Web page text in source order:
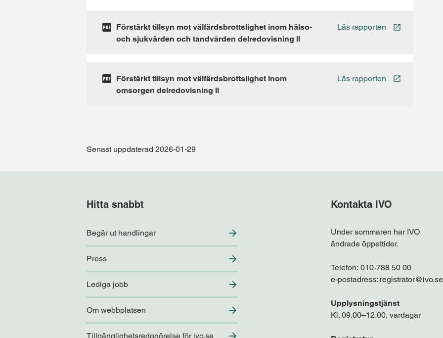
Förstärkt tillsyn mot välfärdsbrottslighet inom hälso-
och sjukvården och tandvården delredovisning II
Läs rapporten
Förstärkt tillsyn mot välfärdsbrottslighet inom
omsorgen delredovisning II
Läs rapporten
Senast uppdaterad 2026-01-29
Hitta snabbt
Begär ut handlingar
Press
Lediga jobb
Om webbplatsen
Tillgänglighetsredogörelse för ivo.se
Kontakta IVO
Under sommaren har IVO
ändrade öppettider.
Telefon: 010-788 50 00
e-postadress: registrator@ivo.se
Upplysningstjänst
Kl. 09.00–12.00, vardagar